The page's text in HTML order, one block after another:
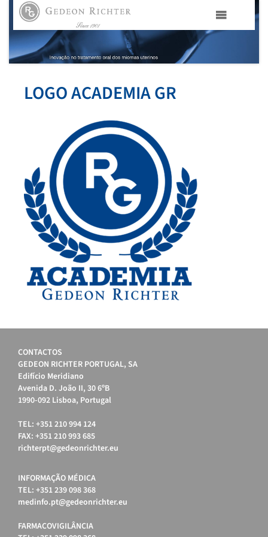
HOME
ÁREAS TERAPÊUTICAS
MEDIA
CONTACTOS
LOGO ACADEMIA GR
CONTACTOS
GEDEON RICHTER PORTUGAL, SA
Edifício Meridiano
Avenida D. João II, 30 6ºB
1990-092 Lisboa, Portugal
TEL: +351 210 994 124
FAX: +351 210 993 685
richterpt@gedeonrichter.eu
INFORMAÇÃO MÉDICA
TEL: +351 239 098 368
medinfo.pt@gedeonrichter.eu
FARMACOVIGILÂNCIA